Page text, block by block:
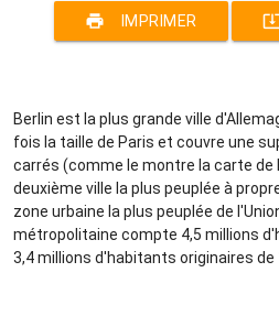
print IMPRIMER
Berlin est la plus grande ville
fois la taille de Paris et couvre une
carrés (comme le montre la carte de
deuxième ville la plus peuplée à
zone urbaine la plus peuplée de
métropolitaine compte 4,5 millions
3,4 millions d'habitants originaires de